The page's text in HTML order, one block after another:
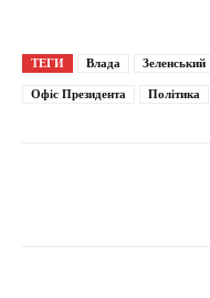
ТЕГИ Влада Зеленський
Офіс Президента Політика